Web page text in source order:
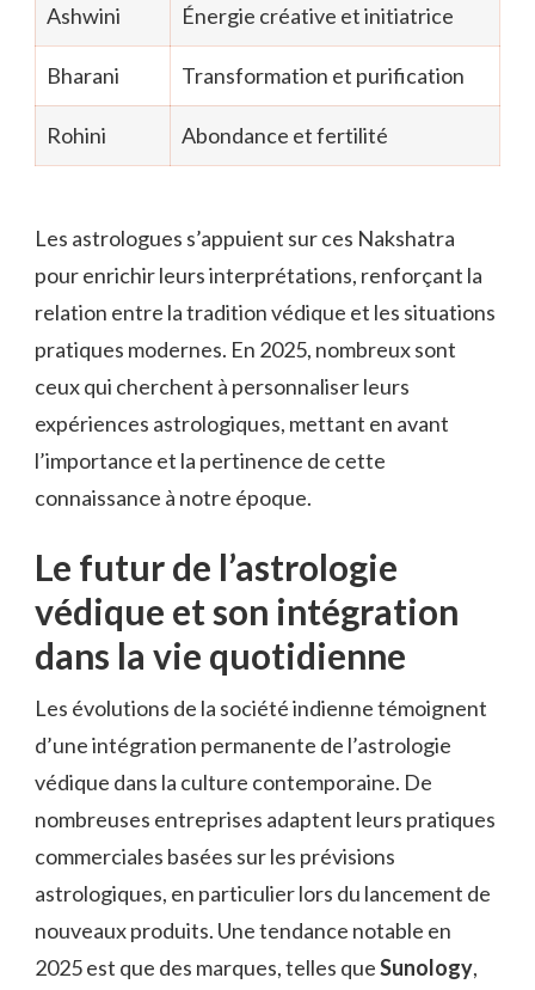
Ashwini Énergie créative et initiatrice
Bharani Transformation et purification
Rohini Abondance et fertilité
Les astrologues s’appuient sur ces Nakshatra
pour enrichir leurs interprétations, renforçant la
relation entre la tradition védique et les situations
pratiques modernes. En 2025, nombreux sont
ceux qui cherchent à personnaliser leurs
expériences astrologiques, mettant en avant
l’importance et la pertinence de cette
connaissance à notre époque.
Le futur de l’astrologie
védique et son intégration
dans la vie quotidienne
Les évolutions de la société indienne témoignent
d’une intégration permanente de l’astrologie
védique dans la culture contemporaine. De
nombreuses entreprises adaptent leurs pratiques
commerciales basées sur les prévisions
astrologiques, en particulier lors du lancement de
nouveaux produits. Une tendance notable en
2025 est que des marques, telles queSunology,